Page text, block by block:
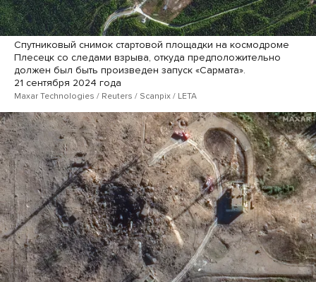
Спутниковый снимок стартовой площадки на космодроме
Плесецк со следами взрыва, откуда предположительно
должен был быть произведен запуск «Сармата».
21 сентября 2024 года
Maxar Technologies / Reuters / Scanpix / LETA